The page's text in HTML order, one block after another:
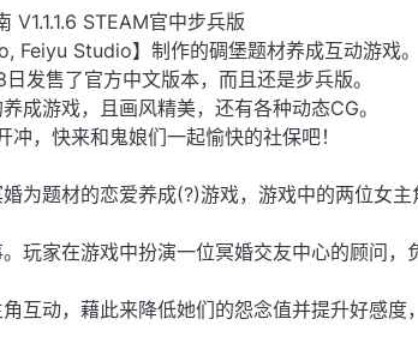
V1.1.1.6 STEAM官中步兵版
Feiyu Studio】制作的碉堡题材养成互动游戏。
发售了官方中文版本，而且还是步兵版。
成游戏，且画风精美，还有各种动态CG。
，快来和鬼娘们一起愉快的社保吧！
婚为题材的恋爱养成(?)游戏，游戏中的两位女
玩家在游戏中扮演一位冥婚交友中心的顾问，
互动，藉此来降低她们的怨念值并提升好感度